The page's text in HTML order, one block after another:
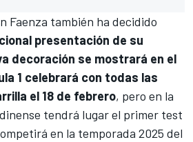
Faenza también ha decidido
presentación de su
decoración se mostrará en el
1 celebrará con todas las
el 18 de febrero, pero en la
tendrá lugar el primer test
en la temporada 2025 del